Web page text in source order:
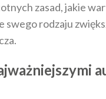
zasad, jakie
rodzaju